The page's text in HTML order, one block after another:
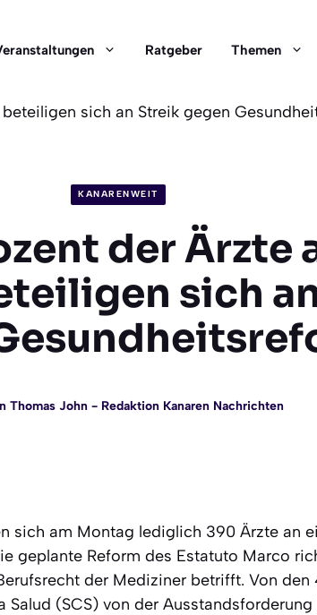
Ratgeber Themen
sich an Streik gegen
KANARENWEIT
der Ärzte
sich
Thomas John- Redaktion Kanaren Nachrichten
sich am Montag lediglich 390 Ärzte an
geplante Reform des Estatuto Marco
der Mediziner betrifft. Von
Salud (SCS) von der